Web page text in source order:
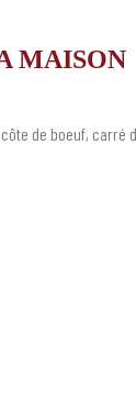
MAISON
de boeuf,